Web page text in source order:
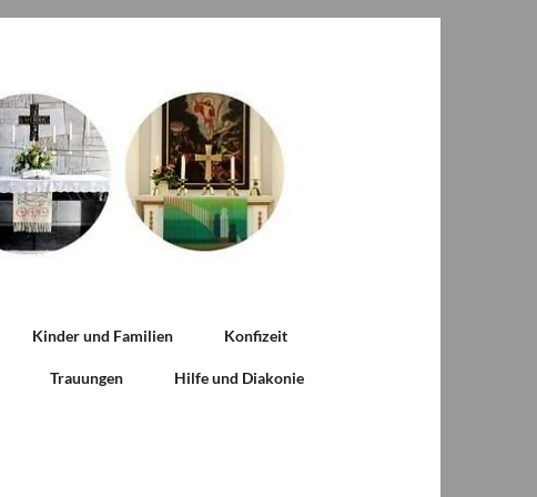
Kinder und Familien Konfizeit
Trauungen Hilfe und Diakonie